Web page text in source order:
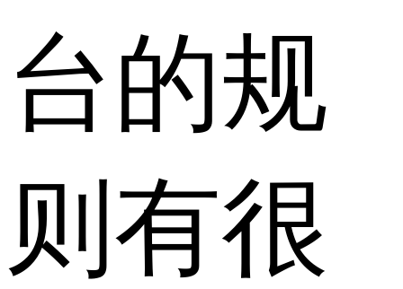
台的规
则有很